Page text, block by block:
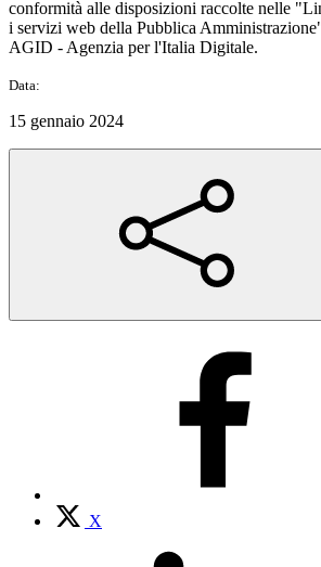
conformità alle disposizioni raccolte nelle
i servizi web della Pubblica
AGID - Agenzia per l'Italia Digitale.
Data:
15 gennaio 2024
X